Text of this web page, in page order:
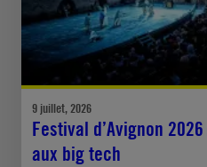
9 juillet, 2026
Festival d’Avignon
aux big tech